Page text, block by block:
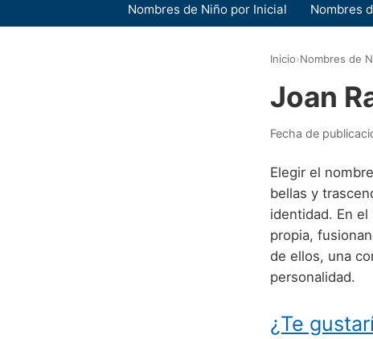
Nombres de Niño por Inicial Nombres
Inicio›Nombres de
Joan
Fecha de
Elegir el
bellas y
identidad. En
propia,
de ellos, una
personalidad.
¿Te